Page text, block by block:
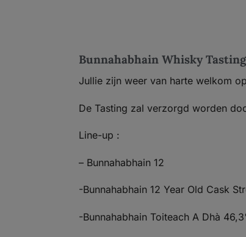
Bunnahabhain Whisky Tasting
Jullie zijn weer van harte welkom
De Tasting zal verzorgd worden
Line-up :
– Bunnahabhain 12
-Bunnahabhain 12 Year Old Cask
-Bunnahabhain Toiteach A Dhà